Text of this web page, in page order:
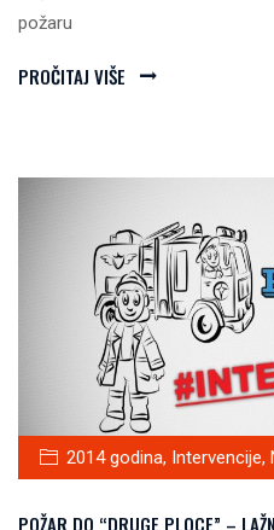
požaru
PROČITAJ VIŠE
2014 godina, Intervencije,
POŽAR DO “DRUGE PLOCE” –